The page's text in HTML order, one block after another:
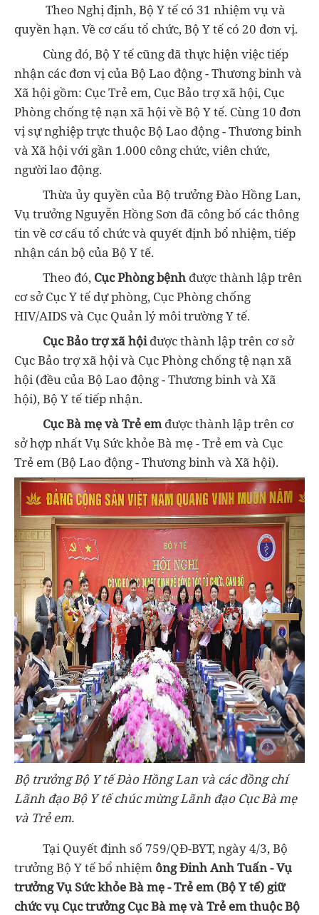
Theo Nghị định, Bộ Y tế có 31 nhiệm vụ và
quyền hạn. Về cơ cấu tổ chức, Bộ Y tế có 20 đơn vị.
Cùng đó, Bộ Y tế cũng đã thực hiện việc tiếp
nhận các đơn vị của Bộ Lao động - Thương binh và
Xã hội gồm: Cục Trẻ em, Cục Bảo trợ xã hội, Cục
Phòng chống tệ nạn xã hội về Bộ Y tế. Cùng 10 đơn
vị sự nghiệp trực thuộc Bộ Lao động - Thương binh
và Xã hội với gần 1.000 công chức, viên chức,
người lao động.
Thừa ủy quyền của Bộ trưởng Đào Hồng Lan,
Vụ trưởng Nguyễn Hồng Sơn đã công bố các thông
tin về cơ cấu tổ chức và quyết định bổ nhiệm, tiếp
nhận cán bộ của Bộ Y tế.
Theo đó, Cục Phòng bệnh được thành lập trên
cơ sở Cục Y tế dự phòng, Cục Phòng chống
HIV/AIDS và Cục Quản lý môi trường Y tế.
Cục Bảo trợ xã hộiđược thành lập trên cơ sở
Cục Bảo trợ xã hội và Cục Phòng chống tệ nạn xã
hội (đều của Bộ Lao động - Thương binh và Xã
hội), Bộ Y tế tiếp nhận.
Cục Bà mẹ và Trẻ emđược thành lập trên cơ
sở hợp nhất Vụ Sức khỏe Bà mẹ - Trẻ em và Cục
Trẻ em (Bộ Lao động - Thương binh và Xã hội).
Bộ trưởng Bộ Y tế Đào Hồng Lan và các đồng chí
Lãnh đạo Bộ Y tế chúc mừng Lãnh đạo Cục Bà mẹ
và Trẻ em.
Tại Quyết định số 759/QĐ-BYT, ngày 4/3, Bộ
trưởng Bộ Y tế bổ nhiệm ông Đinh Anh Tuấn - Vụ
trưởng Vụ Sức khỏe Bà mẹ - Trẻ em (Bộ Y tế) giữ
chức vụ Cục trưởng Cục Bà mẹ và Trẻ em thuộc Bộ